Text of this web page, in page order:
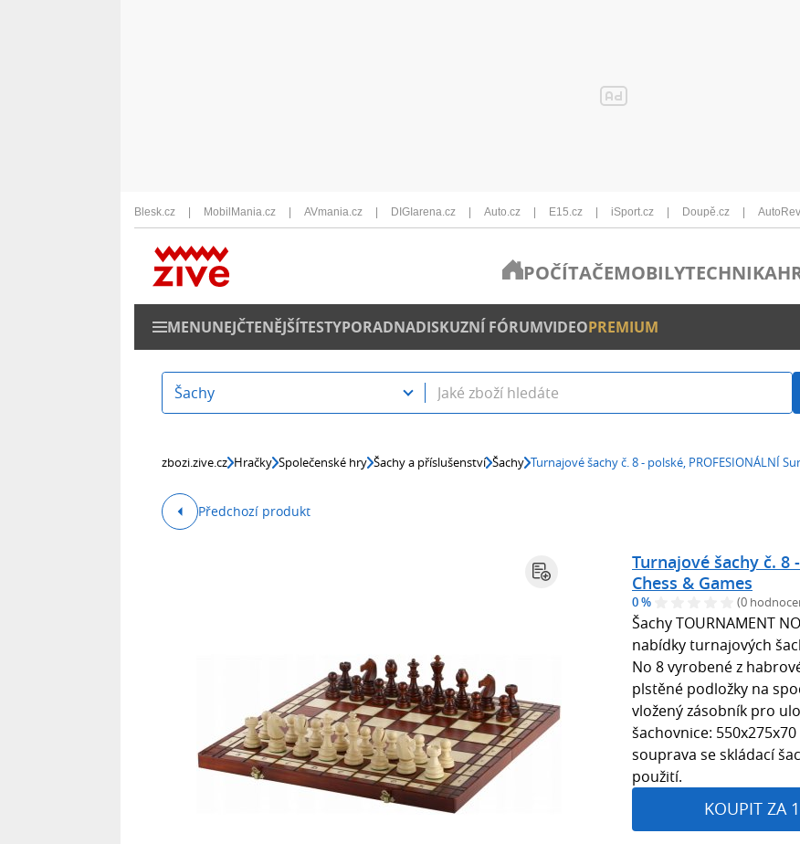
Blesk.cz MobilMania.cz AVmania.cz DIGIarena.cz Auto.cz E15.cz iSport.cz Doupě.cz
POČÍTAČEMOBILYTECHNIKA
MENUNEJČTENĚJŠÍTESTYPORADNADISKUZNÍ FÓRUMVIDEOPREMIUM
Šachy
zbozi.zive.cz Hračky Společenské hry Šachy a příslušenství Šachy Turnajové šachy č. 8 - polské, PROFESIONÁLNÍ
Předchozí produkt
Turnajové šachy č. 8
Chess & Games
0 % (0
Šachy TOURNAMENT
nabídky turnajových
No 8 vyrobené z
plstěné podložky na
vložený zásobník pro
šachovnice:
souprava se skládací
použití.
KOUPIT ZA